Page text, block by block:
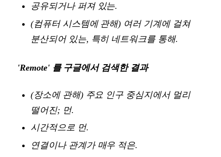
공유되거나 퍼져 있는.
(컴퓨터 시스템에 관해) 여러 기계에 걸쳐
분산되어 있는, 특히 네트워크를 통해.
'Remote' 를 구글에서 검색한 결과
(장소에 관해) 주요 인구 중심지에서 멀리
떨어진; 먼.
시간적으로 먼.
연결이나 관계가 매우 적은.